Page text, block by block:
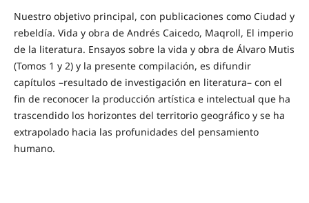
Nuestro objetivo principal, con publicaciones como Ciudad y
rebeldía. Vida y obra de Andrés Caicedo, Maqroll, El imperio
de la literatura. Ensayos sobre la vida y obra de Álvaro Mutis
(Tomos 1 y 2) y la presente compilación, es difundir
capítulos –resultado de investigación en literatura– con el
fin de reconocer la producción artística e intelectual que ha
trascendido los horizontes del territorio geográfico y se ha
extrapolado hacia las profunidades del pensamiento
humano.